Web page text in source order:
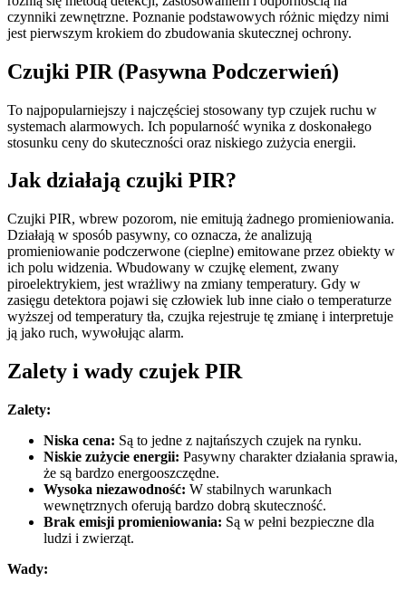
czynniki zewnętrzne. Poznanie podstawowych różnic między nimi
jest pierwszym krokiem do zbudowania skutecznej ochrony.
Czujki PIR (Pasywna Podczerwień)
To najpopularniejszy i najczęściej stosowany typ czujek ruchu w
systemach alarmowych. Ich popularność wynika z doskonałego
stosunku ceny do skuteczności oraz niskiego zużycia energii.
Jak działają czujki PIR?
Czujki PIR, wbrew pozorom, nie emitują żadnego promieniowania.
Działają w sposób pasywny, co oznacza, że analizują
promieniowanie podczerwone (cieplne) emitowane przez obiekty w
ich polu widzenia. Wbudowany w czujkę element, zwany
piroelektrykiem, jest wrażliwy na zmiany temperatury. Gdy w
zasięgu detektora pojawi się człowiek lub inne ciało o temperaturze
wyższej od temperatury tła, czujka rejestruje tę zmianę i interpretuje
ją jako ruch, wywołując alarm.
Zalety i wady czujek PIR
Zalety:
Niska cena: Są to jedne z najtańszych czujek na rynku.
Niskie zużycie energii: Pasywny charakter działania sprawia,
że są bardzo energooszczędne.
Wysoka niezawodność: W stabilnych warunkach
wewnętrznych oferują bardzo dobrą skuteczność.
Brak emisji promieniowania: Są w pełni bezpieczne dla
ludzi i zwierząt.
Wady: